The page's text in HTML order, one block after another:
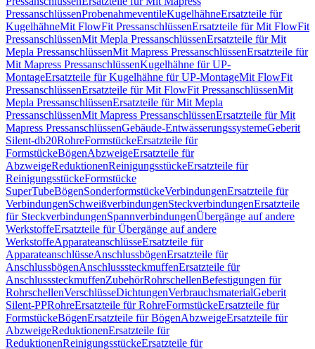
PressanschlüssenProbenahmeventileKugelhähneErsatzteile für
KugelhähneMit FlowFit PressanschlüssenErsatzteile für Mit FlowFit
PressanschlüssenMit Mepla PressanschlüssenErsatzteile für Mit
Mepla PressanschlüssenMit Mapress PressanschlüssenErsatzteile für
Mit Mapress PressanschlüssenKugelhähne für UP-
MontageErsatzteile für Kugelhähne für UP-MontageMit FlowFit
PressanschlüssenErsatzteile für Mit FlowFit PressanschlüssenMit
Mepla PressanschlüssenErsatzteile für Mit Mepla
PressanschlüssenMit Mapress PressanschlüssenErsatzteile für Mit
Mapress PressanschlüssenGebäude-EntwässerungssystemeGeberit
Silent-db20RohreFormstückeErsatzteile für
FormstückeBögenAbzweigeErsatzteile für
AbzweigeReduktionenReinigungsstückeErsatzteile für
ReinigungsstückeFormstücke
SuperTubeBögenSonderformstückeVerbindungenErsatzteile für
VerbindungenSchweißverbindungenSteckverbindungenErsatzteile
für SteckverbindungenSpannverbindungenÜbergänge auf andere
WerkstoffeErsatzteile für Übergänge auf andere
WerkstoffeApparateanschlüsseErsatzteile für
ApparateanschlüsseAnschlussbögenErsatzteile für
AnschlussbögenAnschlusssteckmuffenErsatzteile für
AnschlusssteckmuffenZubehörRohrschellenBefestigungen für
RohrschellenVerschlüsseDichtungenVerbrauchsmaterialGeberit
Silent-PPRohreErsatzteile für RohreFormstückeErsatzteile für
FormstückeBögenErsatzteile für BögenAbzweigeErsatzteile für
AbzweigeReduktionenErsatzteile für
ReduktionenReinigungsstückeErsatzteile für